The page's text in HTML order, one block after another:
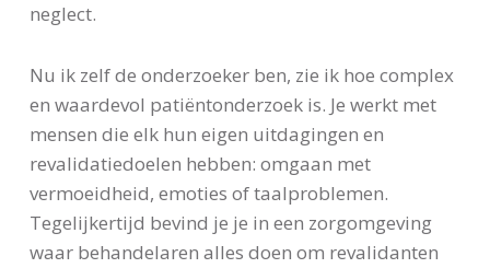
neglect.
Nu ik zelf de onderzoeker ben, zie ik hoe complex
en waardevol patiëntonderzoek is. Je werkt met
mensen die elk hun eigen uitdagingen en
revalidatiedoelen hebben: omgaan met
vermoeidheid, emoties of taalproblemen.
Tegelijkertijd bevind je je in een zorgomgeving
waar behandelaren alles doen om revalidanten